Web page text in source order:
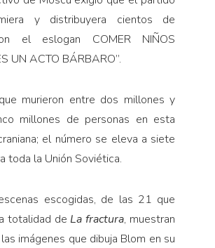
y distribuyera cientos de
el eslogan COMER NIÑOS
UN ACTO BÁRBARO”.
murieron entre dos millones y
millones de personas en esta
el número se eleva a siete
toda la Unión Soviética.
escogidas, de las 21 que
totalidad de La fractura, muestran
imágenes que dibuja Blom en su